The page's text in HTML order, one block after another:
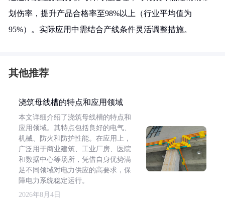
划伤率，提升产品合格率至98%以上（行业平均值为
95%）。实际应用中需结合产线条件灵活调整措施。
其他推荐
浇筑母线槽的特点和应用领域
本文详细介绍了浇筑母线槽的特点和
应用领域。其特点包括良好的电气、
机械、防火和防护性能。在应用上，
广泛用于商业建筑、工业厂房、医院
和数据中心等场所，凭借自身优势满
足不同领域对电力供应的高要求，保
障电力系统稳定运行。
2026年8月4日